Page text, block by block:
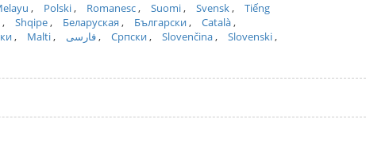
Polski Romanesc Suomi Svensk
Tiếng
Shqipe Беларуская Български
Català
Malti فارسی Српски Slovenčina
Slovenski